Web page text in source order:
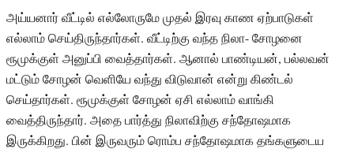
அய்யனார் வீட்டில் எல்லோருமே முதல் இரவு காண ஏற்பாடுகள்
எல்லாம் செய்திருந்தார்கள். வீட்டிற்கு வந்த நிலா- சோழனை
ரூமுக்குள் அனுப்பி வைத்தார்கள். ஆனால் பாண்டியன், பல்லவன்
மட்டும் சோழன் வெளியே வந்து விடுவான் என்று கிண்டல்
செய்தார்கள். ரூமுக்குள் சோழன் ஏசி எல்லாம் வாங்கி
வைத்திருந்தார். அதை பார்த்து நிலாவிற்கு சந்தோஷமாக
இருக்கிறது. பின் இருவரும் ரொம்ப சந்தோஷமாக தங்களுடைய